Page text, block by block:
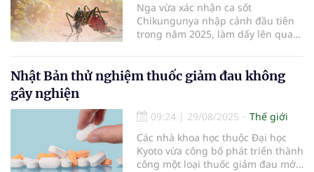
Nga vừa xác nhận ca sốt
Chikungunya nhập cảnh đầu tiên
trong năm 2025, làm dấy lên quan
Nhật Bản thử nghiệm thuốc giảm đau không
gây nghiện
09:24 | 29/08/2025
Thế giới
Các nhà khoa học thuộc Đại học
Kyoto vừa công bố phát triển thành
công một loại thuốc giảm đau mới